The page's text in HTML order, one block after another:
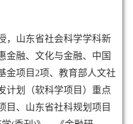
，山东省社会科学学科新
金融、文化与金融、中国
金项目2项、教育部人文社
计划（软科学项目）重点
目、山东省社科规划项目